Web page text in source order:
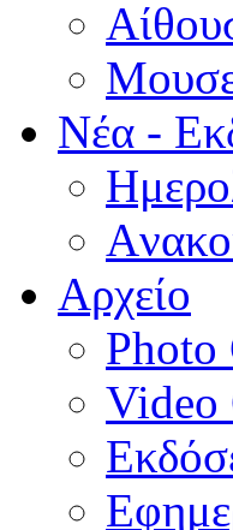
Νέα -
Αρχείο
Photo
Video